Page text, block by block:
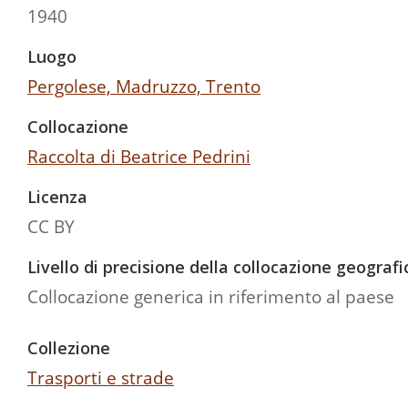
1940
Luogo
Pergolese, Madruzzo, Trento
Collocazione
Raccolta di Beatrice Pedrini
Licenza
CC BY
Livello di precisione della collocazione
Collocazione generica in riferimento al paese
Collezione
Trasporti e strade